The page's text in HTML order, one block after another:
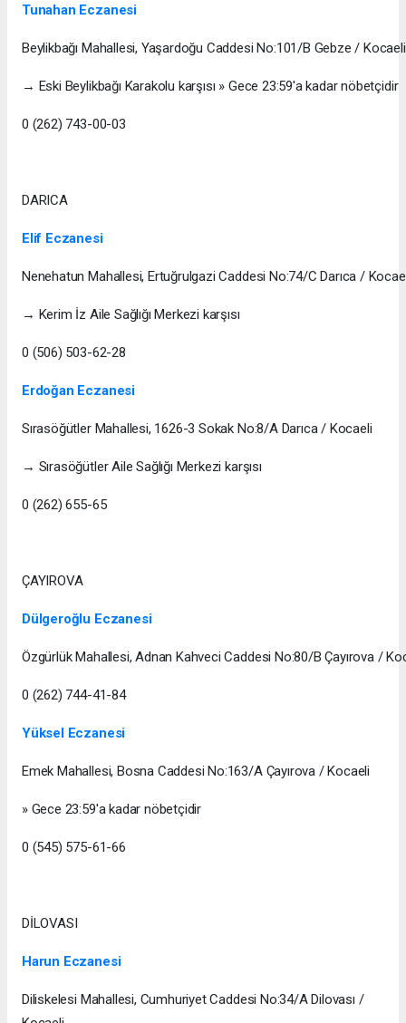
Tunahan Eczanesi
Beylikbağı Mahallesi, Yaşardoğu Caddesi No:101/B Gebze / Kocaeli
→ Eski Beylikbağı Karakolu karşısı » Gece 23:59'a kadar nöbetçidir
0 (262) 743-00-03
DARICA
Elif Eczanesi
Nenehatun Mahallesi, Ertuğrulgazi Caddesi No:74/C Darıca /
→ Kerim İz Aile Sağlığı Merkezi karşısı
0 (506) 503-62-28
Erdoğan Eczanesi
Sırasöğütler Mahallesi, 1626-3 Sokak No:8/A Darıca / Kocaeli
→ Sırasöğütler Aile Sağlığı Merkezi karşısı
0 (262) 655-65
ÇAYIROVA
Dülgeroğlu Eczanesi
Özgürlük Mahallesi, Adnan Kahveci Caddesi No:80/B Çayırova /
0 (262) 744-41-84
Yüksel Eczanesi
Emek Mahallesi, Bosna Caddesi No:163/A Çayırova / Kocaeli
» Gece 23:59'a kadar nöbetçidir
0 (545) 575-61-66
DİLOVASI
Harun Eczanesi
Diliskelesi Mahallesi, Cumhuriyet Caddesi No:34/A Dilovası /